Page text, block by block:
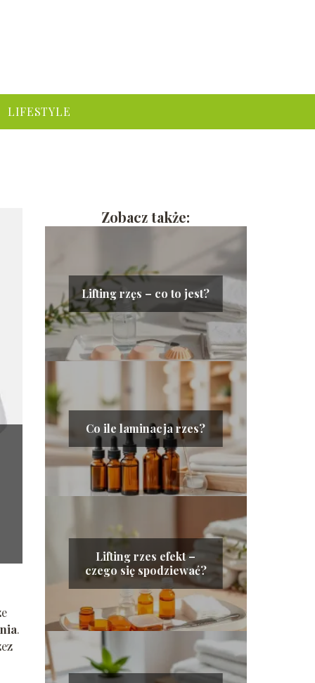
LIFESTYLE
.
Zobacz także:
Lifting rzęs – co to jest?
Co ile laminacja rzes?
Lifting rzes efekt –
czego się spodziewać?